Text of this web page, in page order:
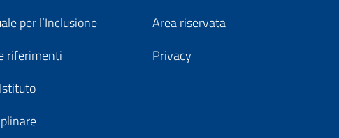
per l’Inclusione
riferimenti
Area riservata
Privacy